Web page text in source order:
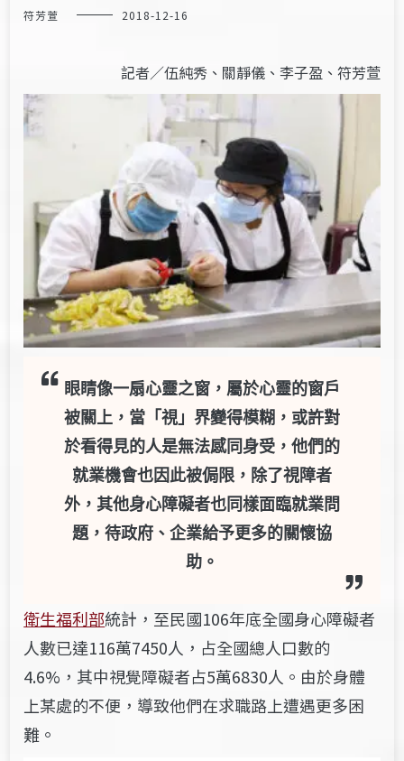
符芳萱 2018-12-16
記者／伍純秀、關靜儀、李子盈、符芳萱
眼睛像一扇心靈之窗，屬於心靈的窗戶
被關上，當「視」界變得模糊，或許對
於看得見的人是無法感同身受，他們的
就業機會也因此被侷限，除了視障者
外，其他身心障礙者也同樣面臨就業問
題，待政府、企業給予更多的關懷協
助。
衛生福利部統計，至民國106年底全國身心障礙者
人數已達116萬7450人，占全國總人口數的
4.6%，其中視覺障礙者占5萬6830人。由於身體
上某處的不便，導致他們在求職路上遭遇更多困
難。